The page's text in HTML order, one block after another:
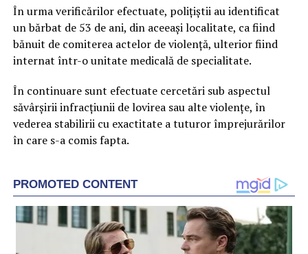
În urma verificărilor efectuate, polițiștii au identificat
un bărbat de 53 de ani, din aceeași localitate, ca fiind
bănuit de comiterea actelor de violență, ulterior fiind
internat într-o unitate medicală de specialitate.
În continuare sunt efectuate cercetări sub aspectul
săvârșirii infracțiunii de lovirea sau alte violențe, în
vederea stabilirii cu exactitate a tuturor împrejurărilor
în care s-a comis fapta.